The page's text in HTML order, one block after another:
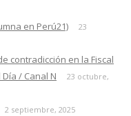
en Perú21)
23
contradicción en la Fiscal
/ Canal N
23 octubre,
2 septiembre, 2025